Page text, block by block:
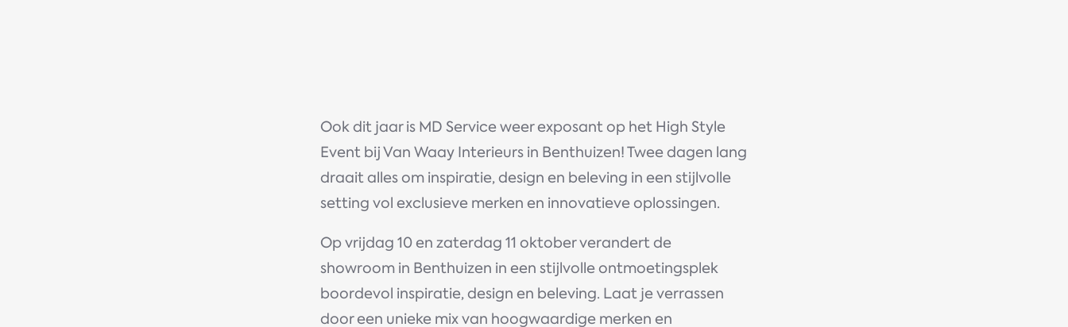
Ook dit jaar is MD Service weer exposant op het High Style
Event bij Van Waay Interieurs in Benthuizen! Twee dagen lang
draait alles om inspiratie, design en beleving in een stijlvolle
setting vol exclusieve merken en innovatieve oplossingen.
Op vrijdag 10 en zaterdag 11 oktober verandert de
showroom in Benthuizen in een stijlvolle ontmoetingsplek
boordevol inspiratie, design en beleving. Laat je verrassen
door een unieke mix van hoogwaardige merken en